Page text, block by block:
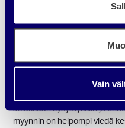
Vain
ottavatko he yhteyttä?
varaavatko ajan?
Nämä ovat merkkejä siitä,
suuntaan.
Myynnin näkökulmasta
asiakkaan kysymyksiin jo
myynnin on helpompi viedä